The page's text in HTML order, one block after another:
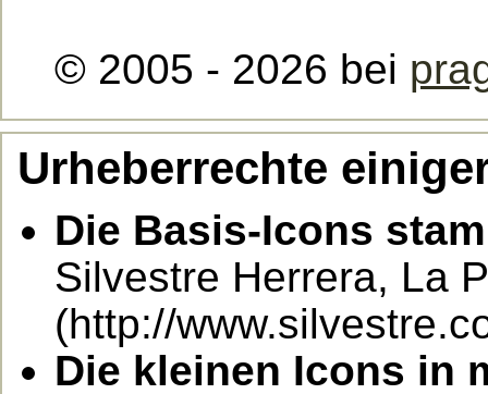
© 2005 - 2026 bei
Urheberrechte
Die Basis-Icons
Silvestre Herrera, La
(http://
Die kleinen Icons in